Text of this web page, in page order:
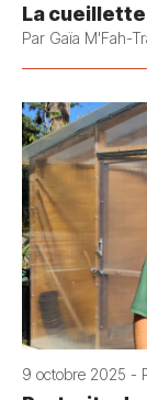
La
Par Gaïa M'Fah-
9 octobre 2025 -